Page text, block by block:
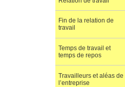
Fin de la relation de
travail
Temps de travail et
temps de repos
Travailleurs et aléas de
l’entreprise